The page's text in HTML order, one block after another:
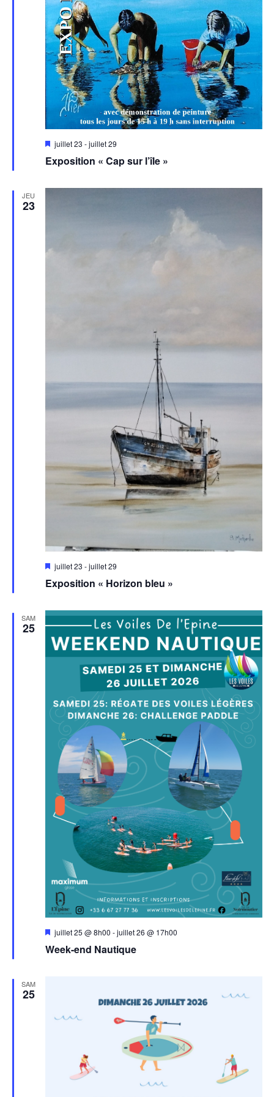
Exposition « Cap sur l’île »
Mis
avant
juillet 23 -juillet 29
JEU
23
Exposition « Horizon bleu »
Mis
avant
juillet 23 -juillet 29
SAM
25
Week-end Nautique
Mis
avant
juillet 25 @ 8h00 -juillet 26 @ 17h00
SAM
25